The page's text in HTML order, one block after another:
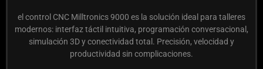
el control CNC Milltronics 9000 es la solución ideal para talleres
modernos: interfaz táctil intuitiva, programación conversacional,
simulación 3D y conectividad total. Precisión, velocidad y
productividad sin complicaciones.